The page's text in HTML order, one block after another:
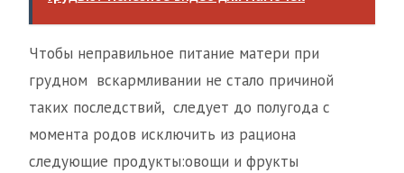
Чтобы неправильное питание матери при
грудном вскармливании не стало причиной
таких последствий, следует до полугода с
момента родов исключить из рациона
следующие продукты:овощи и фрукты